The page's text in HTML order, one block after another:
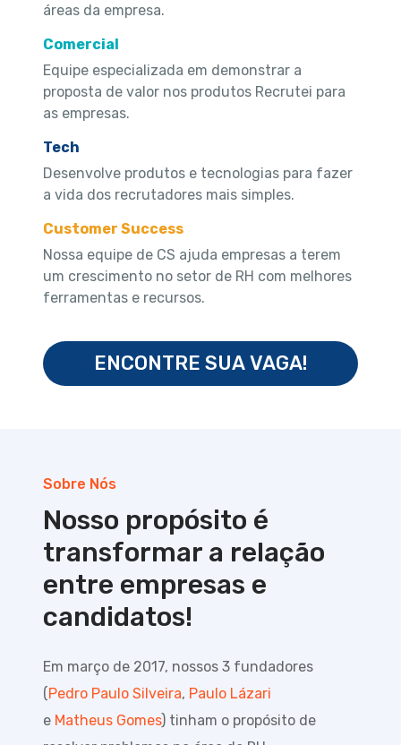
áreas da empresa.
Comercial
Equipe especializada em demonstrar a
proposta de valor nos produtos Recrutei para
as empresas.
Tech
Desenvolve produtos e tecnologias para fazer
a vida dos recrutadores mais simples.
Customer Success
Nossa equipe de CS ajuda empresas a terem
um crescimento no setor de RH com melhores
ferramentas e recursos.
ENCONTRE SUA VAGA!
Sobre Nós
Nosso propósito é
transformar a relação
entre empresas e
candidatos!
Em março de 2017, nossos 3 fundadores
(Pedro Paulo Silveira, Paulo Lázari
e Matheus Gomes) tinham o propósito de